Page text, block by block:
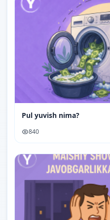
Pul yuvish nima?
840